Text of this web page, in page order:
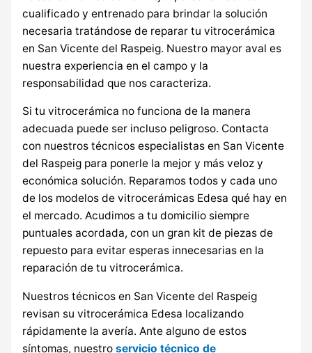
cualificado y entrenado para brindar la solución
necesaria tratándose de reparar tu vitrocerámica
en San Vicente del Raspeig. Nuestro mayor aval es
nuestra experiencia en el campo y la
responsabilidad que nos caracteriza.
Si tu vitrocerámica no funciona de la manera
adecuada puede ser incluso peligroso. Contacta
con nuestros técnicos especialistas en San Vicente
del Raspeig para ponerle la mejor y más veloz y
económica solución. Reparamos todos y cada uno
de los modelos de vitrocerámicas Edesa qué hay en
el mercado. Acudimos a tu domicilio siempre
puntuales acordada, con un gran kit de piezas de
repuesto para evitar esperas innecesarias en la
reparación de tu vitrocerámica.
Nuestros técnicos en San Vicente del Raspeig
revisan su vitrocerámica Edesa localizando
rápidamente la avería. Ante alguno de estos
síntomas, nuestro servicio técnico de